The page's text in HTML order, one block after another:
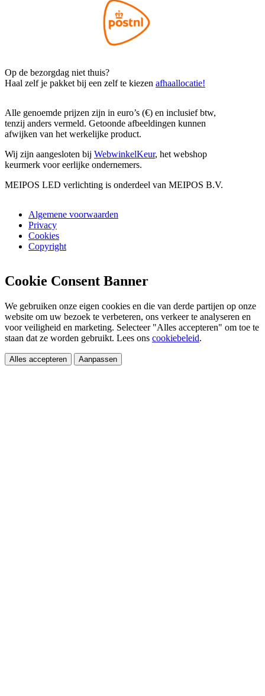
Op de bezorgdag niet thuis?
Haal zelf je pakket bij een zelf te kiezen afhaallocatie!
Alle genoemde prijzen zijn in euro’s (€) en inclusief btw,
tenzij anders vermeld. Getoonde afbeeldingen kunnen
afwijken van het werkelijke product.
Wij zijn aangesloten bij WebwinkelKeur, het webshop
keurmerk voor eerlijke ondernemers.
MEIPOS LED verlichting is onderdeel van MEIPOS B.V.
Algemene voorwaarden
Privacy
Cookies
Copyright
Cookie Consent Banner
We gebruiken onze eigen cookies en die van derde partijen op onze
website om uw bezoek te verbeteren, ons verkeer te analyseren en
voor veiligheid en marketing. Selecteer "Alles accepteren" om toe te
staan dat ze worden gebruikt. Lees ons cookiebeleid.
Alles accepteren Aanpassen